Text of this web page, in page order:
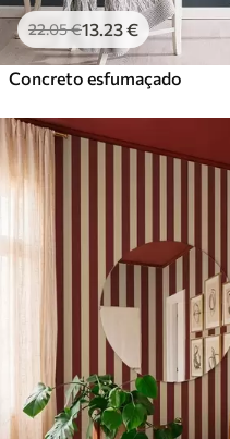
22.05€13 .23€
Concreto esfumaçado